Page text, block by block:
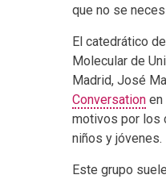
que no se
El catedrático
Molecular de
Madrid, José
Conversation en
motivos por los
niños y jóvenes.
Este grupo